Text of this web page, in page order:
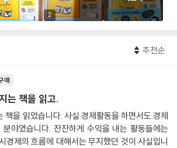
2
추천순
매
는 책을 읽고.
책을 읽었습니다. 사실 경제활동을 하면서도 경제
야였습니다. 잔잔하게 수익을 내는 활동들에는
경제의 흐름에 대해서는 무지했던 것이 사실입니